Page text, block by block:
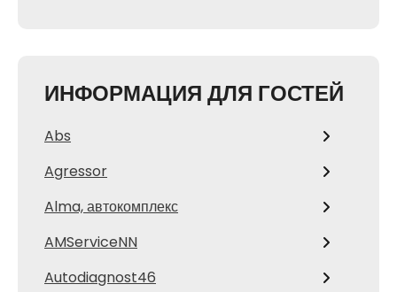
ИНФОРМАЦИЯ ДЛЯ ГОСТЕЙ
Abs
Agressor
Alma, автокомплекс
AMServiceNN
Autodiagnost46